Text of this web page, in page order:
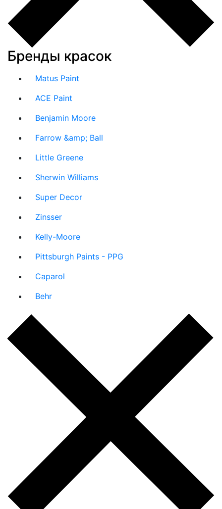
Бренды красок
Matus Paint
ACE Paint
Benjamin Moore
Farrow &amp; Ball
Little Greene
Sherwin Williams
Super Decor
Zinsser
Kelly-Moore
Pittsburgh Paints - PPG
Caparol
Behr